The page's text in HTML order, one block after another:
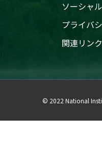
ソーシャ
プライバ
関連リンク
© 2022 National